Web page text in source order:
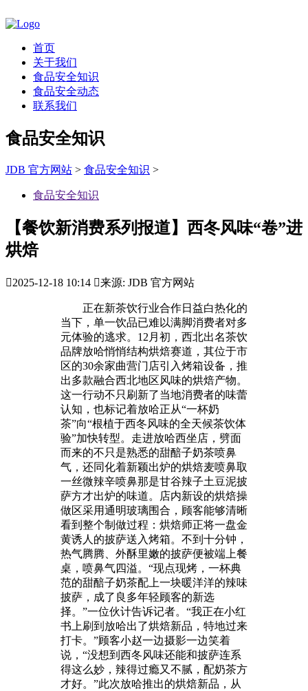
首页
关于我们
食品安全知识
食品安全动态
联系我们
食品安全知识
JDB 官方网站 > 食品安全知识 >
食品安全知识
【餐饮新消费系列报道】西冬风味“卷”进
烘焙
2025-12-18 10:14 来源: JDB 官方网站
正在新茶饮行业合作日益白热化的
当下，单一饮品已难以满脚消费者对多
元体验的逃求。12月初，西北出名茶饮
品牌放哈悄悄结构烘焙赛道，其位于市
区的30余家曲营门店引入烤箱设备，推
出多款融合西北地区风味的烘焙产物。
这一行动不只刷新了当地消费者的味蕾
认知，也标记着放哈正从“一杯奶
茶”向“根植于西冬风味的全天候茶饮体
验”加快转型。走进放哈西坐店，劈面
而来的不只是熟悉的甜醅子奶茶喷鼻
气，还同化着新颖出炉的烘焙麦喷鼻取
一丝微辣辛喷鼻那是甘谷辣子土豆泥披
萨方才出炉的味道。店内新设的烘焙操
做区采用通明玻璃围合，顾客能够清晰
看到整个制做过程：烘焙师正将一盘金
黄诱人的披萨送入烤箱。不到十分钟，
热气腾腾、外酥里嫩的披萨便被端上餐
桌，喷鼻气四溢。“现点现烤，一杯典
范的甜醅子奶茶配上一块暖洋洋的辣味
披萨，成了良多年轻顾客的新选
择。”一位伙计告诉记者。“我正在小红
书上刷到放哈出了烘焙新品，特地过来
打卡。”顾客小赵一边摄影一边笑着
说，“没想到西冬风味还能和披萨连系
得这么妙，辣得过瘾又不腻，配奶茶方
才好。”此次放哈推出的烘焙新品，从